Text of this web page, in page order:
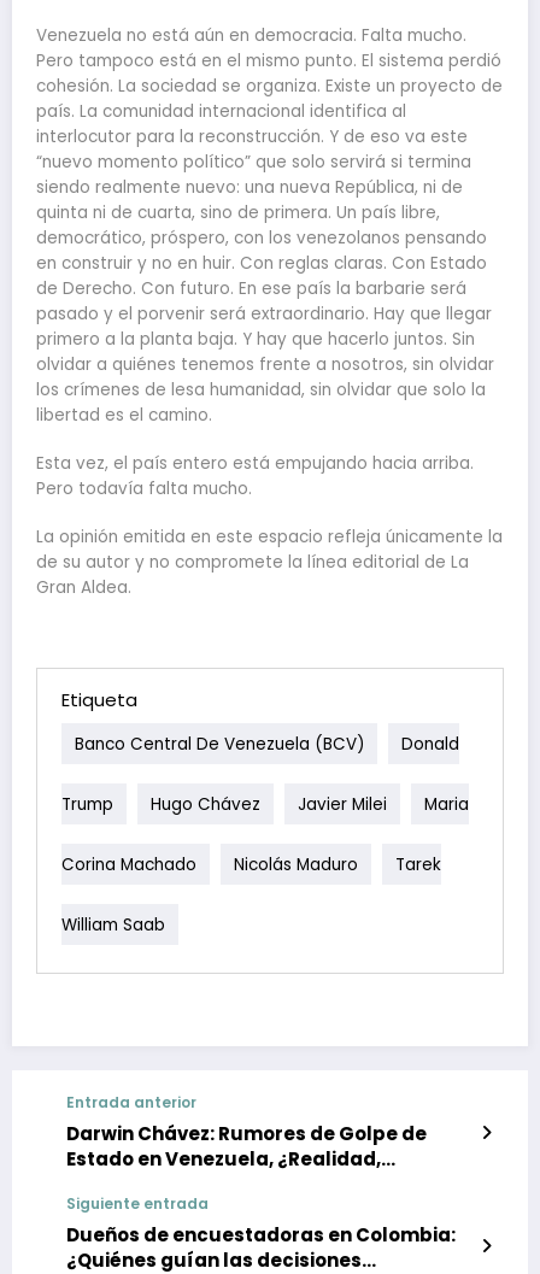
Venezuela no está aún en democracia. Falta mucho.
Pero tampoco está en el mismo punto. El sistema perdió
cohesión. La sociedad se organiza. Existe un proyecto de
país. La comunidad internacional identifica al
interlocutor para la reconstrucción. Y de eso va este
“nuevo momento político” que solo servirá si termina
siendo realmente nuevo: una nueva República, ni de
quinta ni de cuarta, sino de primera. Un país libre,
democrático, próspero, con los venezolanos pensando
en construir y no en huir. Con reglas claras. Con Estado
de Derecho. Con futuro. En ese país la barbarie será
pasado y el porvenir será extraordinario. Hay que llegar
primero a la planta baja. Y hay que hacerlo juntos. Sin
olvidar a quiénes tenemos frente a nosotros, sin olvidar
los crímenes de lesa humanidad, sin olvidar que solo la
libertad es el camino.
Esta vez, el país entero está empujando hacia arriba.
Pero todavía falta mucho.
La opinión emitida en este espacio refleja únicamente la
de su autor y no compromete la línea editorial de La
Gran Aldea.
Etiqueta
Banco Central De Venezuela (BCV) Donald
Trump Hugo Chávez Javier Milei Maria
Corina Machado Nicolás Maduro Tarek
William Saab
Entrada anterior
Darwin Chávez: Rumores de Golpe de
Estado en Venezuela, ¿Realidad,
Análisis y Perspectivas.
Siguiente entrada
Dueños de encuestadoras en Colombia:
¿Quiénes guían las decisiones